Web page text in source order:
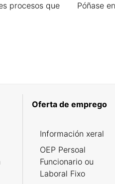
procesos que
Póñase
Oferta de emprego
Información xeral
OEP Persoal
Funcionario ou
Laboral Fixo